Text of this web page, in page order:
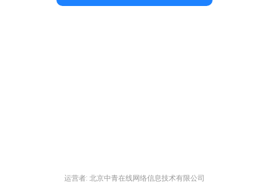
运营者: 北京中青在线网络信息技术有限公司